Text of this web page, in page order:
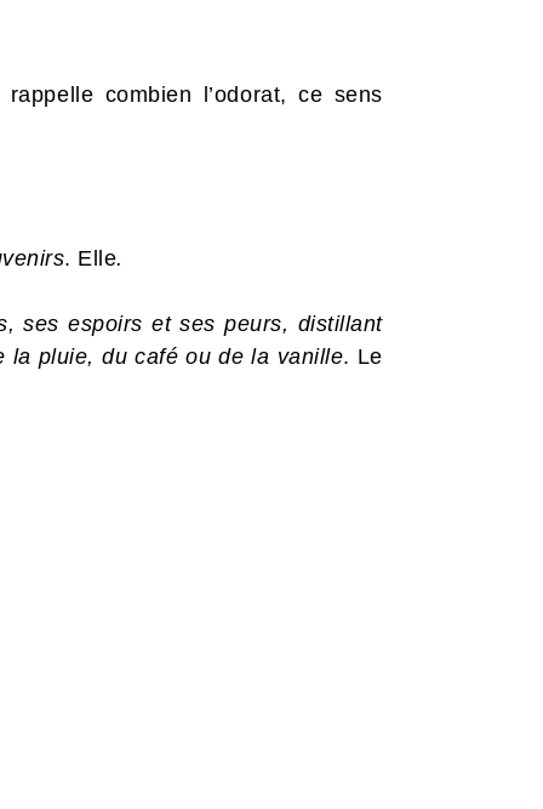
combien l’odorat, ce sens
. Elle.
ses espoirs et ses peurs, distillant
la pluie, du café ou de la vanille. Le